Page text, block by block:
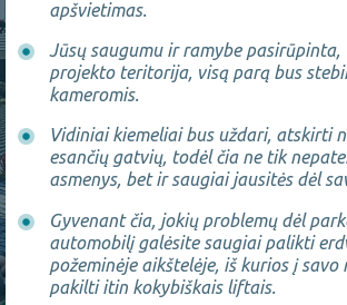
apšvietimas.
Jūsų saugumu ir ramybe pasirūpinta,
projekto teritorija, visą parą bus
kameromis.
Vidiniai kiemeliai bus uždari, atskirti
esančių gatvių, todėl čia ne tik
asmenys, bet ir saugiai jausitės dėl
Gyvenant čia, jokių problemų dėl
automobilį galėsite saugiai palikti
požeminėje aikštelėje, iš kurios į savo
pakilti itin kokybiškais liftais.